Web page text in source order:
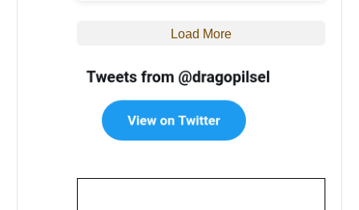
Load More